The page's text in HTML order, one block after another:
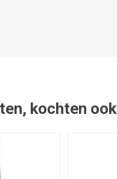
kochten